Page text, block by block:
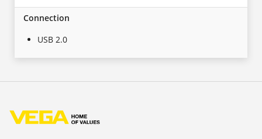
Connection
USB 2.0